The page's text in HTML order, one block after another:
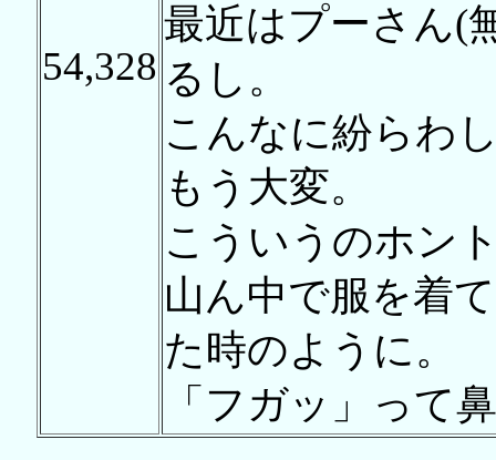
54,328
最近はプーさん(
るし。
こんなに紛らわ
もう大変。
こういうのホン
山ん中で服を着
た時のように。
「フガッ」って